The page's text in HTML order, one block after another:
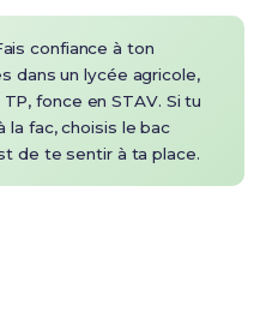
confiance à ton
dans un lycée agricole,
fonce en STAV. Si tu
la fac, choisis le bac
de te sentir à ta place.